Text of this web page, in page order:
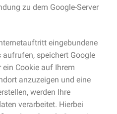
zu dem Google-Server
eingebundene
speichert Google
ein Cookie auf Ihrem
anzuzeigen und eine
werden Ihre
verarbeitet. Hierbei